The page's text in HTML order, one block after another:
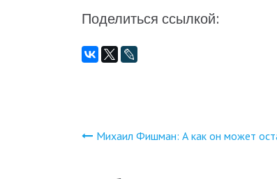
Поделиться ссылкой:
Навигация
Михаил Фишман: А как он может